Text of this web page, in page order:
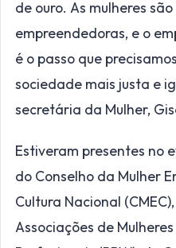
de ouro. As mulheres
empreendedoras, e o
é o passo que
sociedade mais justa e
secretária da Mulher,
Estiveram presentes no
do Conselho da Mulher
Cultura Nacional
Associações de